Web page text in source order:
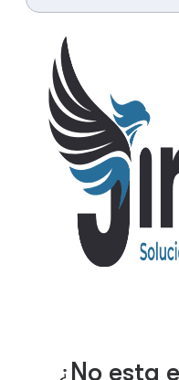
¿No esta